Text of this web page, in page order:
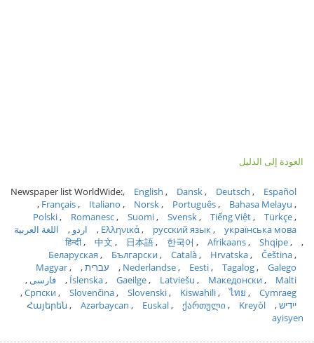
العودة إلى الدليل
Newspaper list WorldWide: English Dansk Deutsch
Español
Français
Italiano Norsk Português
Bahasa Melayu
Polski
Romanesc Suomi Svensk Tiếng Việt
Türkçe
Ελληνικά
русский язык українська мова اردو
اللغة العربية
हिन्दी
中文 日本語 한국어 Afrikaans
Shqipe
Беларуская
Български Català Hrvatska
Čeština
Nederlandse
Eesti Tagalog Galego עברית
Magyar
Íslenska
Gaeilge Latviešu Македонски Malti
فارسی
Српски
Slovenčina Slovenski Kiswahili ไทย
Cymraeg
ייִדיש
Հայերեն Azərbaycan Euskal ქართული
Kreyòl
ayisyen